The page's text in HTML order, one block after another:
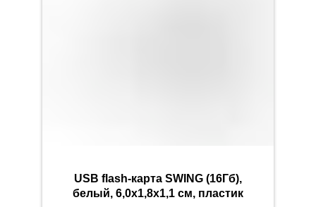
USB flash-карта SWING (16Гб),
белый, 6,0х1,8х1,1 см, пластик